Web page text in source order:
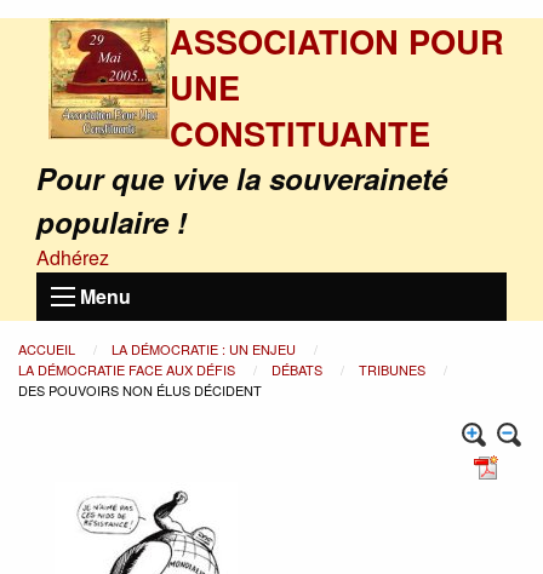
ASSOCIATION POUR
UNE
CONSTITUANTE
Pour que vive la souveraineté
populaire !
Adhérez
Menu
ACCUEIL
LA DÉMOCRATIE : UN ENJEU
LA DÉMOCRATIE FACE AUX DÉFIS
DÉBATS
TRIBUNES
DES POUVOIRS NON ÉLUS DÉCIDENT